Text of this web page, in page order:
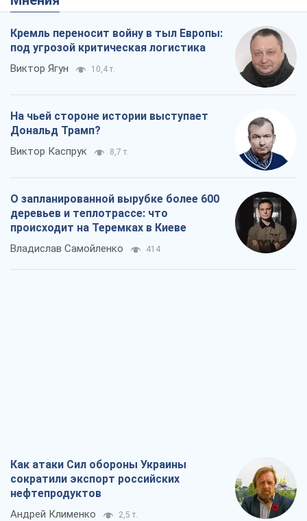
Кремль переносит войну в тыл Европы:
под угрозой критическая логистика
Виктор Ягун 10,4 т.
На чьей стороне истории выступает
Дональд Трамп?
Виктор Каспрук 8,7 т.
О запланированной вырубке более 600
деревьев и теплотрассе: что
происходит на Теремках в Киеве
Владислав Самойленко 414
Как атаки Сил обороны Украины
сократили экспорт российских
нефтепродуктов
Андрей Клименко 2,5 т.